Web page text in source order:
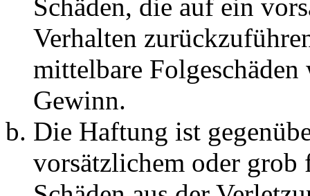
Schäden, die auf ein
Verhalten
mittelbare Folgeschäden
Gewinn.
Die Haftung ist
vorsätzlichem oder grob